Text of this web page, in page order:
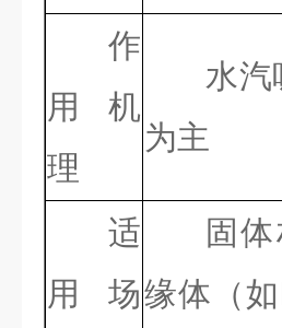
作
用机
理
水汽
为主
适
用场
固
缘体（